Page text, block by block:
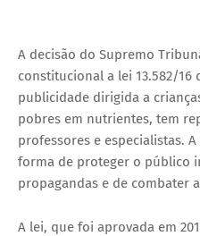
A decisão do Supremo
constitucional a lei 13.582/16
publicidade dirigida a
pobres em nutrientes, tem
professores e especialistas.
forma de proteger o público
propagandas e de combater
A lei, que foi aprovada em